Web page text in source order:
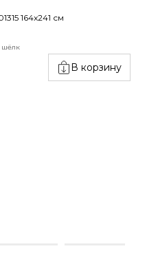
164x241 см
шёлк
В корзину